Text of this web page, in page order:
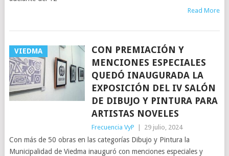
Read More
VIEDMA
CON PREMIACIÓN Y
MENCIONES ESPECIALES
QUEDÓ INAUGURADA LA
EXPOSICIÓN DEL IV SALÓN
DE DIBUJO Y PINTURA PARA
ARTISTAS NOVELES
Frecuencia VyP 29 julio, 2024
Con más de 50 obras en las categorías Dibujo y Pintura la
Municipalidad de Viedma inauguró con menciones especiales y